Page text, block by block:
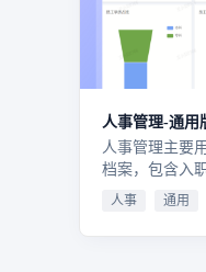
人事管理-通用
人事管理主要
档案，包含入
调薪、离职等
人事 通用